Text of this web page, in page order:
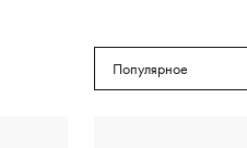
Популярное